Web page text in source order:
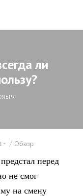
ли
Обзор
перед
не смог
на смену